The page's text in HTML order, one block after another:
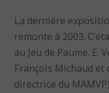
La dernière
remonte à 2003.
au Jeu de Paume. E.
François Michaud et
directrice du